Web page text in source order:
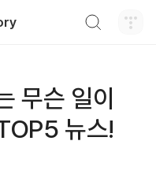
무슨 일이
뉴스!